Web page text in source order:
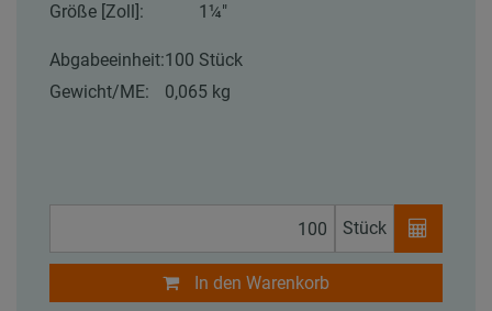
Größe [Zoll]:
1¼"
Abgabeeinheit:100 Stück
Gewicht/ME:
0,065 kg
Stück
In den Warenkorb